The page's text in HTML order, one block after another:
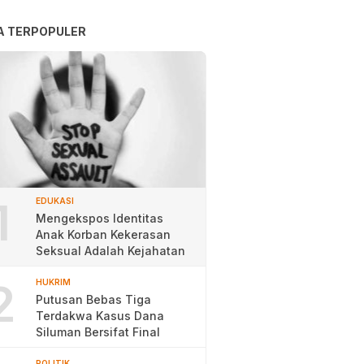
TERPOPULER
EDUKASI
Mengekspos Identitas
Anak Korban Kekerasan
Seksual Adalah Kejahatan
HUKRIM
Putusan Bebas Tiga
Terdakwa Kasus Dana
Siluman Bersifat Final